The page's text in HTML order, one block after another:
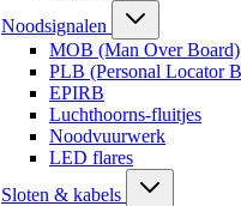
Noodsignalen
MOB (Man Over Board)
PLB (Personal Locator
EPIRB
Luchthoorns-fluitjes
Noodvuurwerk
LED flares
Sloten & kabels